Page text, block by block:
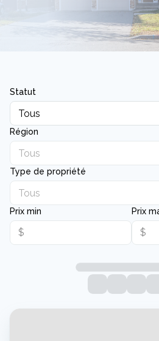
Statut
Tous
Région
Type de propriété
Tous
Prix min
$
Prix
$